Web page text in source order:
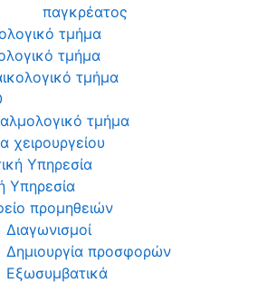
παγκρέατος
τμήμα
τμήμα
τμήμα
τμήμα
χειρουργείου
Υπηρεσία
Υπηρεσία
προμηθειών
Διαγωνισμοί
Δημιουργία προσφορών
Εξωσυμβατικά